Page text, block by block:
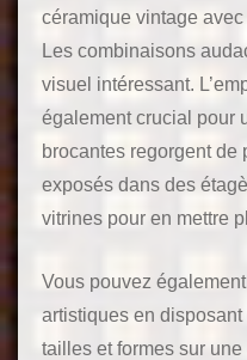
céramique vintage
Les combinaisons
visuel intéressant.
également crucial pour
brocantes regorgent de
exposés dans des
vitrines pour en mettre
Vous pouvez
artistiques en
tailles et formes sur